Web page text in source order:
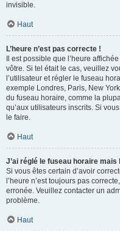
invisible.
Haut
L’heure n’est pas correcte !
Il est possible que l’heure
vôtre. Si tel était le cas, veuillez
l’utilisateur et régler le fuseau
exemple Londres, Paris, New
du fuseau horaire, comme la
qu’aux utilisateurs inscrits. Si
le faire.
Haut
J’ai réglé le fuseau horaire mais
Si vous êtes certain d’avoir
l’heure n’est toujours pas
erronée. Veuillez contacter un
problème.
Haut